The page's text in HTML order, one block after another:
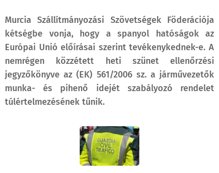
Murcia Szállítmányozási Szövetségek Föderációja
kétségbe vonja, hogy a spanyol hatóságok az
Európai Unió előírásai szerint tevékenykednek-e. A
nemrégen közzétett heti szünet ellenőrzési
jegyzőkönyve az (EK) 561/2006 sz. a járművezetők
munka- és pihenő idejét szabályozó rendelet
túlértelmezésének tűnik.